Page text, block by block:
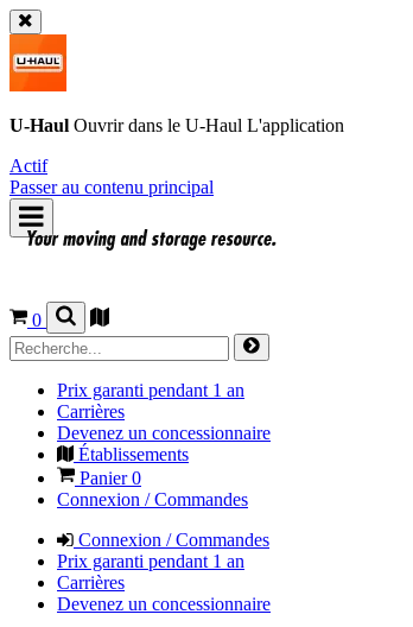
U-Haul Ouvrir dans le U-Haul L'application
Actif
Passer au contenu principal
0
Prix garanti pendant 1 an
Carrières
Devenez un concessionnaire
Établissements
Panier0
Connexion / Commandes
Connexion / Commandes
Prix garanti pendant 1 an
Carrières
Devenez un concessionnaire